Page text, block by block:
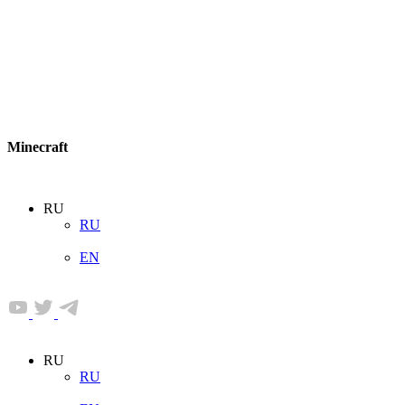
Minecraft
RU
RU
EN
RU
RU